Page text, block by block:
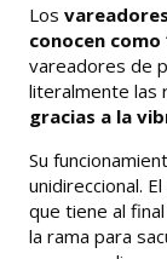
Los
conocen como
vareadores de
literalmente las
gracias a la
Su
unidireccional.
que tiene al
la rama para